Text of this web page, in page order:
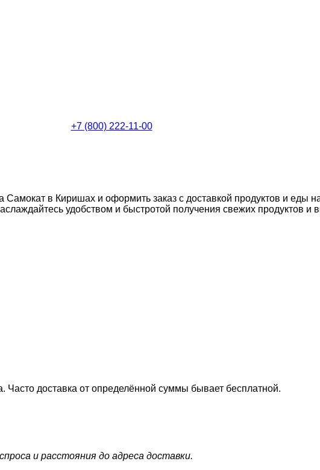
+7 (800) 222-11-00
Самокат в Киришах и оформить заказ с доставкой продуктов и еды
удобством и быстротой получения свежих продуктов и
доставка от определённой суммы бывает бесплатной.
и расстояния до адреса доставки.